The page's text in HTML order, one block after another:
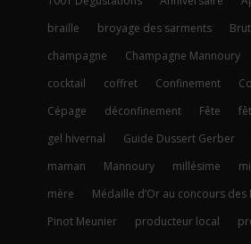
braille
broyage des sarments Brut
champagne
Champagne Mannoury
cocktail
coffret Confinement
Cépage
déconfinement Fête
gel hivernal
Guide Dussert Gerber
maman
Mannoury millésime
mère
Médaille d’Or au concours des
Pinot Meunier
producteur local